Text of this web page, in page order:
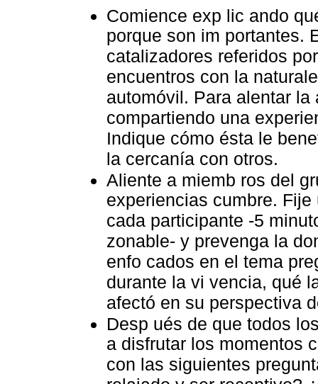
Comience exp lic ando
porque son im portantes.
catalizadores referidos
encuentros con la
automóvil. Para alentar
compartiendo una
Indique cómo ésta le
la cercanía con otros.
Aliente a miemb ros del
experiencias cumbre.
cada participante -5
zonable- y prevenga la
enfo cados en el tema
durante la vi vencia, qué
afectó en su perspectiva
Desp ués de que todos
a disfrutar los momentos
con las siguientes